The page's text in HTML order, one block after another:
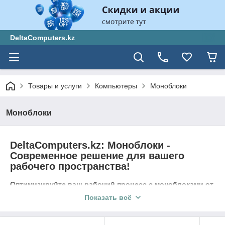
DeltaComputers.kz
Товары и услуги Компьютеры Моноблоки
Моноблоки
DeltaComputers.kz: Моноблоки -
Современное решение для вашего
рабочего пространства!
Оптимизируйте ваш рабочий процесс с моноблоками от
Мы предлагаем широкий выбор
Показать всё